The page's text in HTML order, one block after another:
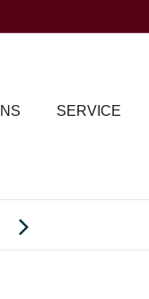
SERVICE